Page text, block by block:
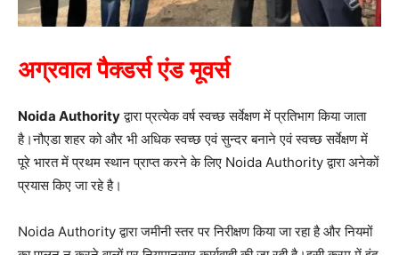
अग्रवाल पैक्डर्स एंड मूवर्स
Noida Authorityद्वारा प्रत्येक वर्ष स्वच्छ सर्वेक्षण में प्रतिभाग किया जाता
है।नौएडा शहर को और भी अधिक स्वच्छ एवं सुन्दर बनाने एवं स्वच्छ सर्वेक्षण में
पूरे भारत में प्रथम स्थान प्राप्त करने के लिए Noida Authority द्वारा अनेकों
प्रयास किए जा रहे है।
Noida Authority द्वारा जमीनी स्तर पर निरीक्षण किया जा रहा है और नियमों